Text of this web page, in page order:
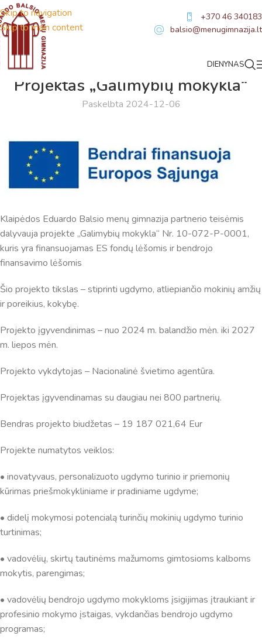
Skip to navigation
Skip to main content
+370 46 340183
balsio@menugimnazija.lt
DIENYNAS
Projektas „Galimybių mokykla“
Paskelbta 2024-12-06
Klaipėdos Eduardo Balsio menų gimnazija partnerio teisėmis
dalyvauja projekte „Galimybių mokykla“ Nr. 10-072-P-0001,
kuris yra finansuojamas ES fondų lėšomis ir bendrojo
finansavimo lėšomis
Šio projekto tikslas – stiprinti ugdymo, atliepiančio mokinių amžių
ir poreikius, kokybę.
Projekto įgyvendinimas – nuo 2024 m. balandžio mėn. iki 2027
m. liepos mėn.
Projekto vykdytojas – Nacionalinė švietimo agentūra.
Projektas įgyvendinamas su daugiau nei 800 partnerių.
Bendras projekto biudžetas – 19 187 021,64 Eur
Projekte numatytos veiklos:
• inovatyvaus, personalizuoto ugdymo turinio ir priemonių
kūrimas priešmokykliniame ir pradiniame ugdyme;
• didelį mokymosi potencialą turinčių mokinių ugdymo turinio
turtinimas;
• vadovėlių, skirtų tautinėms mažumoms gimtosioms kalboms
mokytis, parengimas;
• vadovėlių bendrojo ugdymo mokykloms įsigijimas įtraukiant ir
profesinio mokymo įstaigas, vykdančias bendrojo ugdymo
programas;
Virtualus asistentas
Sveiki! Taip, aš esu virtualus. Tačiau dirbtinis intelektas
dar tobulai atsimenu visą šioje svetainėje pateiktą
informaciją. Jei visgi man pritrūks išmanumo - pateiksiu
atsakingo specialisto.